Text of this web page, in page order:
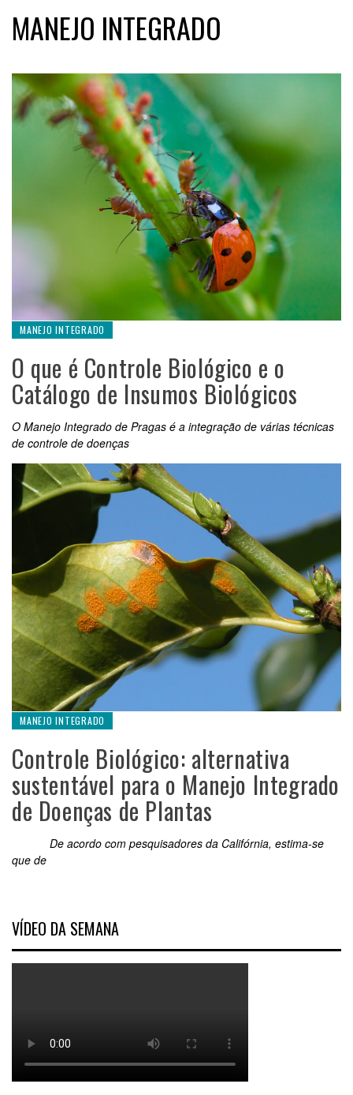
MANEJO INTEGRADO
MANEJO INTEGRADO
O que é Controle Biológico e o
Catálogo de Insumos Biológicos
O Manejo Integrado de Pragas é a integração de várias técnicas
de controle de doenças
MANEJO INTEGRADO
Controle Biológico: alternativa
sustentável para o Manejo Integrado
de Doenças de Plantas
De acordo com pesquisadores da Califórnia, estima-se
que de
VÍDEO DA SEMANA